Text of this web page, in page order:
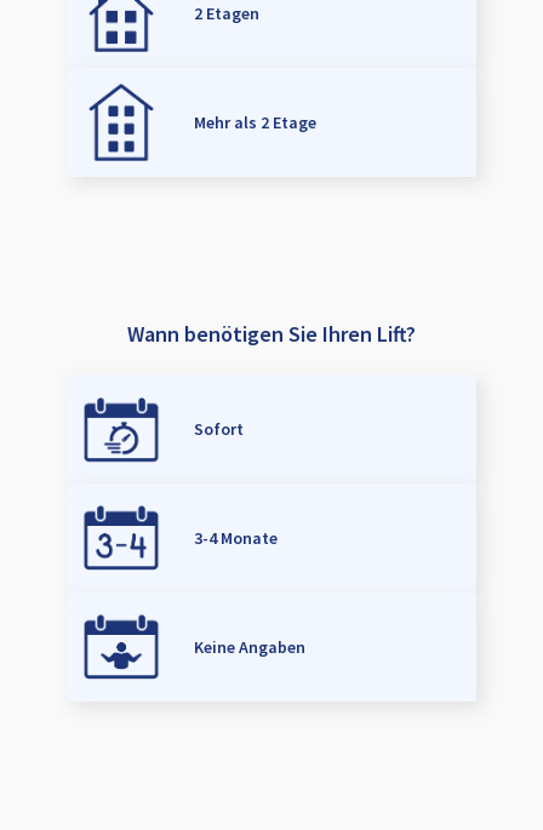
2 Etagen
Mehr als 2 Etage
Wann benötigen Sie Ihren Lift?
Sofort
3-4 Monate
Keine Angaben